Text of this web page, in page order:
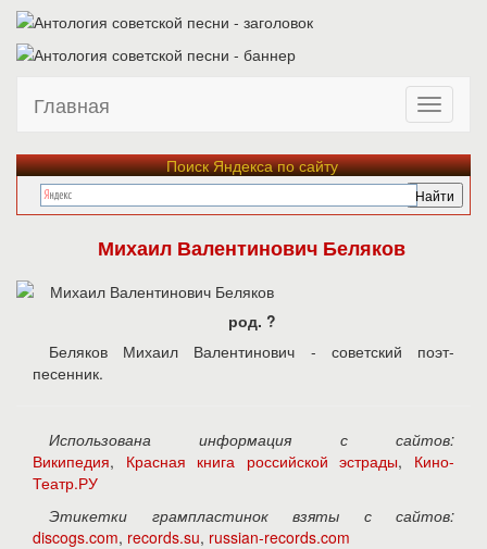
Главная
Поиск Яндекса по сайту
Михаил Валентинович Беляков
род. ?
Беляков Михаил Валентинович - советский поэт-
песенник.
Использована информация с сайтов:
Википедия, Красная книга российской эстрады, Кино-
Театр.РУ
Этикетки грампластинок взяты с сайтов:
discogs.com, records.su, russian-records.com